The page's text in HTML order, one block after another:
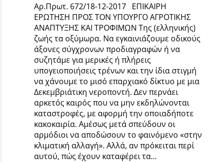
Αρ.Πρωτ. 672/18-12-2017 ΕΠΙΚΑΙΡΗ
ΕΡΩΤΗΣΗ ΠΡΟΣ ΤΟΝ ΥΠΟΥΡΓΟ ΑΓΡΟΤΙΚΗΣ
ΑΝΑΠΤΥΞΗΣ ΚΑΙ ΤΡΟΦΙΜΩΝ Της (ελληνικής)
ζωής τα οξύµωρα. Να εγκαινιάζουµε οδικούς
άξονες σύγχρονων προδιαγραφών ή να
συζητάμε για μερικές ή πλήρεις
υπογειοποιήσεις τρένων και την ίδια στιγμή
να χάνουμε το µισό επαρχιακό δίκτυο µε µια
Δεκεµβριάτικη νεροποντή. ∆εν περνάει
αρκετός καιρός που να µην εκδηλώνονται
καταστροφές, µε αφορμή την οποιαδήποτε
κακοκαιρία. Αμέσως μετά σπεύδουν οι
αρμόδιοι να αποδώσουν το φαινόμενο «στην
κλιματική αλλαγή». Αλλά, αν πρόκειται περί
αυτού, πώς έχουν καταφέρει τα...